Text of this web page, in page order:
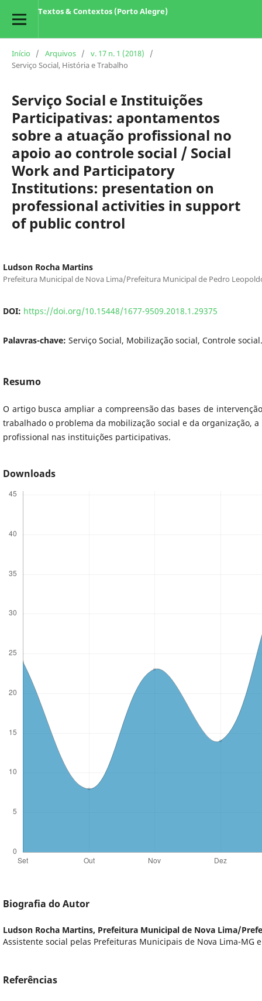
Textos & Contextos (Porto Alegre)
Início / Arquivos / v. 17 n. 1 (2018)
/
Serviço Social, História e Trabalho
Serviço Social e Instituições
Participativas: apontamentos
sobre a atuação profissional no
apoio ao controle social / Social
Work and Participatory
Institutions: presentation on
professional activities in support
of public control
Ludson Rocha Martins
Prefeitura Municipal de Nova Lima/Prefeitura Municipal de Pedro
DOI: https://doi.org/10.15448/1677-9509.2018.1.29375
Palavras-chave: Serviço Social, Mobilização social, Controle social.
Resumo
O artigo busca ampliar a compreensão das bases de
trabalhado o problema da mobilização social e da organização,
profissional nas instituições participativas.
Downloads
Biografia do Autor
Ludson Rocha Martins, Prefeitura Municipal de Nova Lima/
Assistente social pelas Prefeituras Municipais de Nova Lima-MG
Referências